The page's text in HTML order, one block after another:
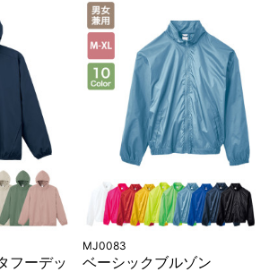
フーデッ
MJ0083
ベーシックブルゾン